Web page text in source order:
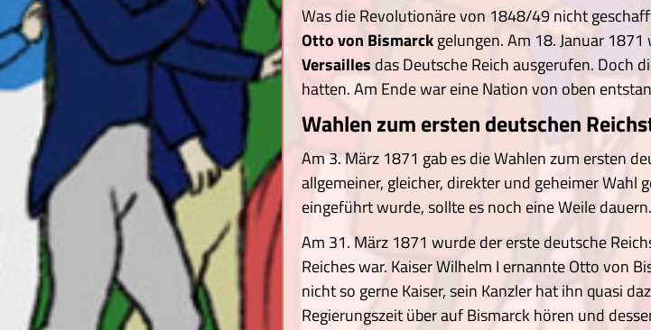
Was die Revolutionäre von 1848/49 nicht
Otto von Bismarckgelungen. Am 18. Januar
Versailles das Deutsche Reich ausgerufen. Doch
hatten. Am Ende war eine Nation von oben
Wahlen zum ersten deutschen
Am 3. März 1871 gab es die Wahlen zum ersten
allgemeiner, gleicher, direkter und geheimer Wahl
eingeführt wurde, sollte es noch eine Weile
Am 31. März 1871 wurde der erste deutsche
Reiches war. Kaiser Wilhelm I ernannte Otto von
nicht so gerne Kaiser, sein Kanzler hat ihn quasi
Regierungszeit über auf Bismarck hören und